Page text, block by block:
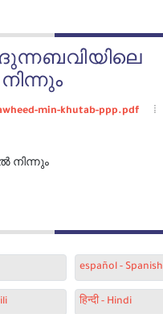
min-khutab-ppp.pdf
നിന്നും
español - Spanish
हिन्दी - Hindi